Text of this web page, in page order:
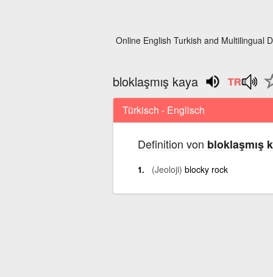
Online English Turkish and Multilingual
bloklaşmış kaya
Türkisch - Englisch
Definition von bloklaşmış
(Jeoloji) blocky rock